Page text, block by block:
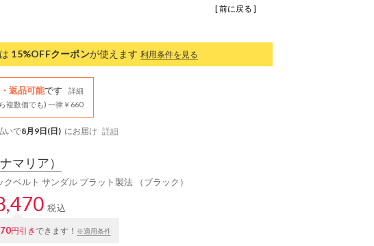
[ 前に戻る ]
15%OFFクーポンが使えます 利用条件を見る
返品可能です
詳細
複数個でも) 一律￥660
いで8月9日(日) にお届け 詳細
マリア）
クベルト サンダル プラット製法 （ブラック）
税込
円引きできます！ ※適用条件